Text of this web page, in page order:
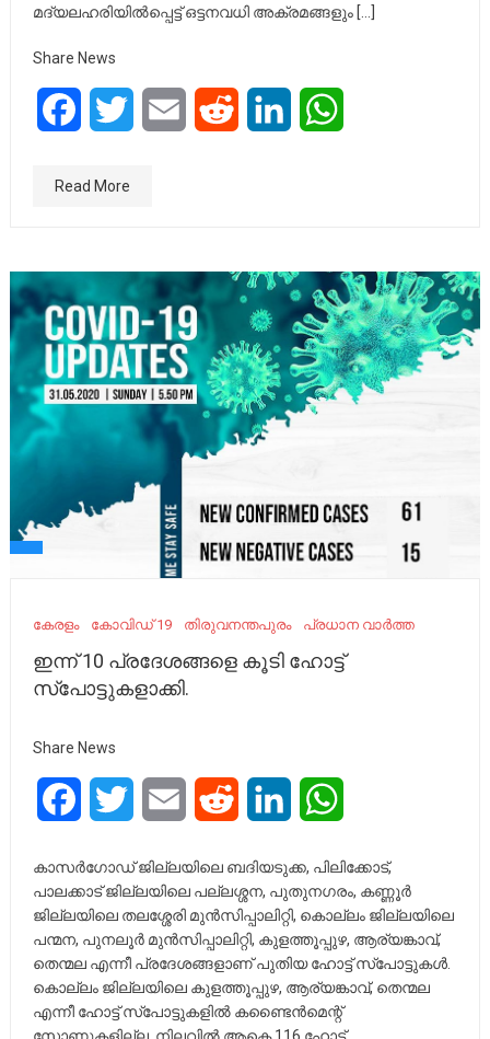
മദ്യലഹരിയില്‍പ്പെട്ട് ഒട്ടനവധി അക്രമങ്ങളും […]
Share News
FacebookTwitter Email Reddit LinkedIn
Read More
കേരളം കോവിഡ് 19 തിരുവനന്തപുരം പ്രധാന വാർത്ത
ഇന്ന് 10 പ്രദേശങ്ങളെ കൂടി ഹോട്ട്
സ്‌പോട്ടുകളാക്കി.
Share News
FacebookTwitter Email Reddit LinkedIn
കാസര്‍ഗോഡ് ജില്ലയിലെ ബദിയടുക്ക, പിലിക്കോട്,
പാലക്കാട് ജില്ലയിലെ പല്ലശ്ശന, പുതുനഗരം, കണ്ണൂര്‍
ജില്ലയിലെ തലശ്ശേരി മുന്‍സിപ്പാലിറ്റി, കൊല്ലം ജില്ലയിലെ
പന്മന, പുനലൂര്‍ മുന്‍സിപ്പാലിറ്റി, കുളത്തൂപ്പുഴ, ആര്യങ്കാവ്,
തെന്മല എന്നീ പ്രദേശങ്ങളാണ് പുതിയ ഹോട്ട് സ്‌പോട്ടുകള്‍.
കൊല്ലം ജില്ലയിലെ കുളത്തൂപ്പുഴ, ആര്യങ്കാവ്, തെന്മല
എന്നീ ഹോട്ട് സ്‌പോട്ടുകളില്‍ കണ്ടൈന്‍മെന്റ്